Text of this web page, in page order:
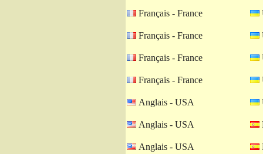
Français - France
Français - France
Français - France
Français - France
Anglais - USA
Anglais - USA
Anglais - USA